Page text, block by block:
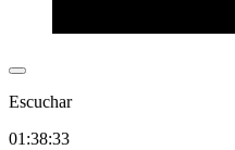
Escuchar
01:38:33